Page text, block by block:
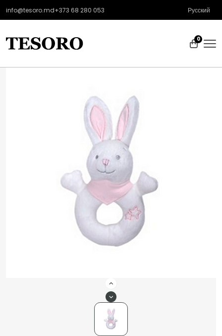
info@tesoro.md+373 68 280 053 Русский
0